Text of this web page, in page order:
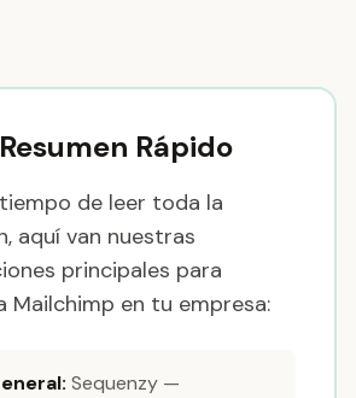
Rápido
de leer toda la
aquí van nuestras
principales para
Mailchimp en tu empresa:
Sequenzy —